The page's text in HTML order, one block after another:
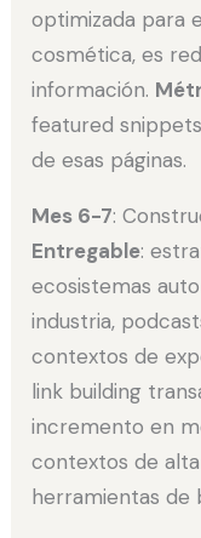
optimizada para
cosmética, es
información.
featured
de esas páginas.
Mes 6-7:
Entregable:
ecosistemas
industria,
contextos de
link building
incremento en
contextos de
herramientas de